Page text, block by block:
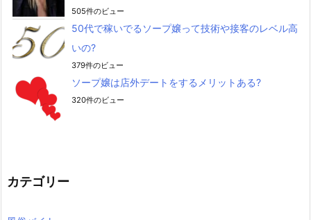
505件のビュー
50代で稼いでるソープ嬢って技術や接客のレベル高
いの?
379件のビュー
ソープ嬢は店外デートをするメリットある?
320件のビュー
カテゴリー